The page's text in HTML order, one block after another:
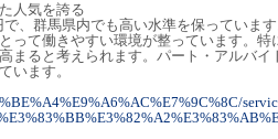
人気を誇る
、群馬県内でも高い水準を保っています
って働きやすい環境が整っています。特
まると考えられます。パート・アルバイ
います。